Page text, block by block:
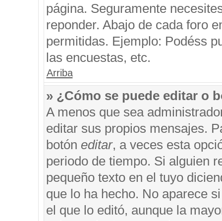
página. Seguramente
reponder. Abajo de cada foro
permitidas. Ejemplo: Podéss
las encuestas, etc.
Arriba
» ¿Cómo se puede editar o
A menos que sea
editar sus propios mensajes.
botón editar, a veces esta
periodo de tiempo. Si alguien
pequeño texto en el tuyo
que lo ha hecho. No aparece
el que lo editó, aunque la